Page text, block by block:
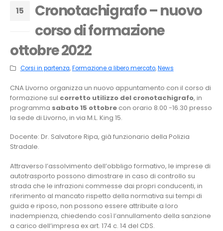
15
Cronotachigrafo – nuovo
corso di formazione
ottobre 2022
Corsi in partenza,Formazione a libero mercato,News
CNA Livorno organizza un nuovo appuntamento con il corso di
formazione sul corretto utilizzo del cronotachigrafo, in
programma sabato 15 ottobre con orario 8.00 -16.30 presso
la sede di Livorno, in via M.L. King 15.
Docente: Dr. Salvatore Ripa, già funzionario della Polizia
Stradale.
Attraverso l’assolvimento dell’obbligo formativo, le imprese di
autotrasporto possono dimostrare in caso di controllo su
strada che le infrazioni commesse dai propri conducenti, in
riferimento al mancato rispetto della normativa sui tempi di
guida e riposo, non possono essere attribuite a loro
inadempienza, chiedendo così l’annullamento della sanzione
a carico dell’impresa ex art. 174 c. 14 del CDS.